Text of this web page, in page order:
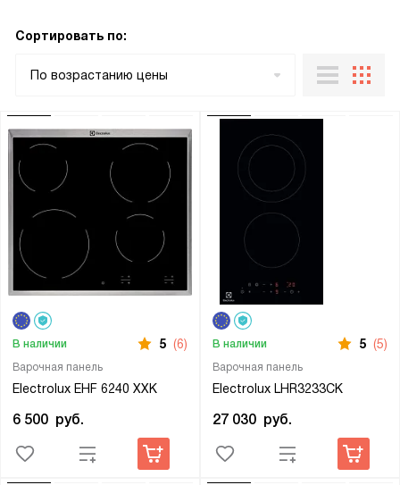
Сортировать по:
По возрастанию цены
Варочная панель
Electrolux EHF 6240 XXK
В наличии 5 (6)
6 500 руб.
Варочная панель
Electrolux LHR3233CK
В наличии 5 (5)
27 030 руб.